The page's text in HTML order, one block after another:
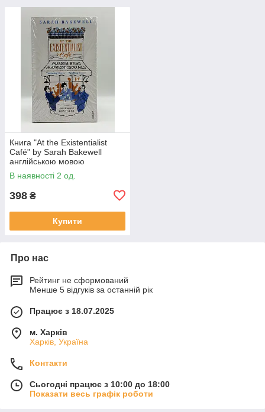
Книга "At the Existentialist
Café" by Sarah Bakewell
англійською мовою
В наявності 2 од.
398 ₴
Купити
Про нас
Рейтинг не сформований
Менше 5 відгуків за останній рік
Працює з 18.07.2025
м. Харків
Харків, Україна
Контакти
Сьогодні працює з 10:00 до 18:00
Показати весь графік роботи